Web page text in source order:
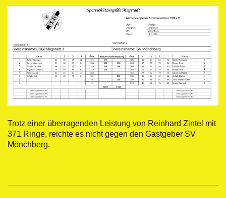
Trotz einer überragenden Leistung von Reinhard Zintel mit
371 Ringe, reichte es nicht gegen den Gastgeber SV
Mönchberg.